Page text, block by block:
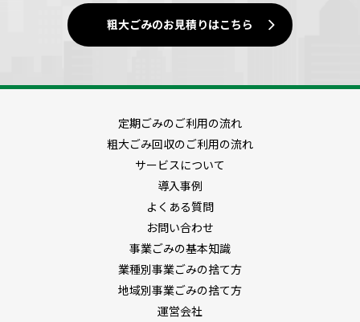
粗大ごみのお見積りはこちら
定期ごみのご利用の流れ
粗大ごみ回収のご利用の流れ
サービスについて
導入事例
よくある質問
お問い合わせ
事業ごみの基本知識
業種別事業ごみの捨て方
地域別事業ごみの捨て方
運営会社